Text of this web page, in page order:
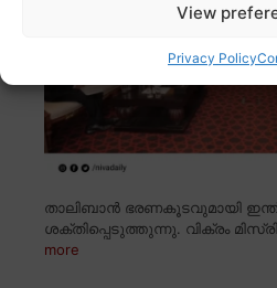
View
Privacy Policy
താലിബാൻ ഭരണകൂടവുമായി
ശക്തിപ്പെടുത്തുന്നു. വിക്രം
more